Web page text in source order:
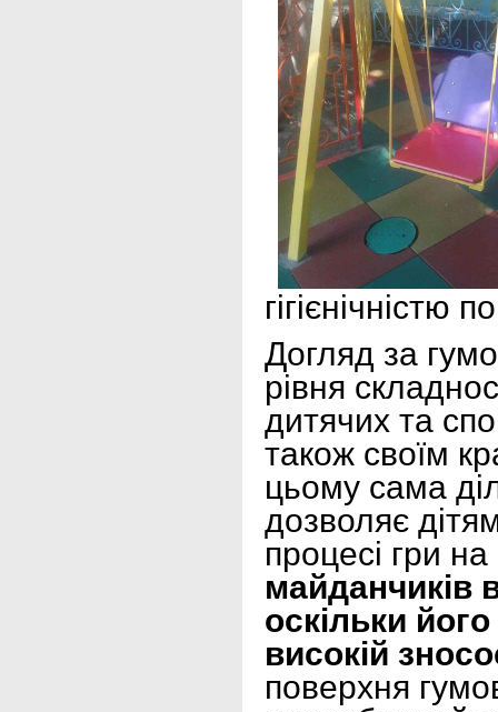
Догляд за
рівня
дитячих та
також своїм
цьому сама
дозволяє
процесі гри
майданчиків
оскільки
високій
поверхня